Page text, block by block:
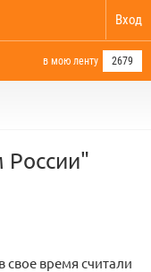
Вход
в мою ленту 2679
России"
свое время считали